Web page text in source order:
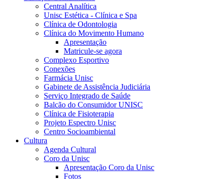
Central Analítica
Unisc Estética - Clínica e Spa
Clínica de Odontologia
Clínica do Movimento Humano
Apresentação
Matricule-se agora
Complexo Esportivo
Conexões
Farmácia Unisc
Gabinete de Assistência Judiciária
Serviço Integrado de Saúde
Balcão do Consumidor UNISC
Clínica de Fisioterapia
Projeto Espectro Unisc
Centro Socioambiental
Cultura
Agenda Cultural
Coro da Unisc
Apresentação Coro da Unisc
Fotos